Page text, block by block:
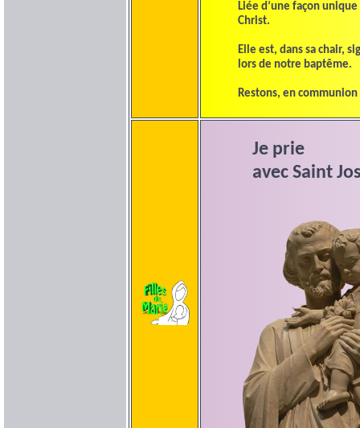
Liée d’une façon
Christ.
Elle est, dans sa chair,
lors de notre baptême.
Restons, en
Je prie
avec Saint